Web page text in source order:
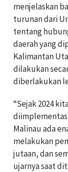
menjelaskan
turunan dari
tentang
daerah yang
Kalimantan
dilakukan
diberlakukan
‎“Sejak 2024
Malinau ada
melakukan
jutaan, dan
ujarnya saat